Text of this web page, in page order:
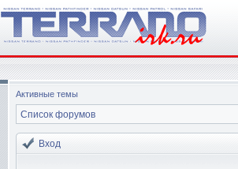
Активные темы
Список форумов
Вход